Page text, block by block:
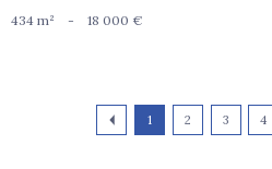
434 m² - 18 000 €
1 2 3 4